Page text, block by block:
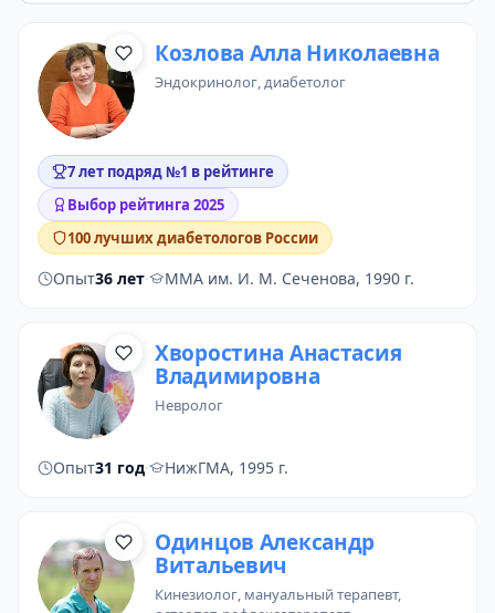
Козлова Алла Николаевна
эндокринолог,диабетолог
7 лет подряд №1 в рейтинге
Выбор рейтинга 2025
100 лучших диабетологов России
Опыт36 лет· ММА им. И. М. Сеченова, 1990 г.
Хворостина Анастасия
Владимировна
невролог
Опыт31 год· НижГМА, 1995 г.
Одинцов Александр
Витальевич
кинезиолог, мануальный терапевт,